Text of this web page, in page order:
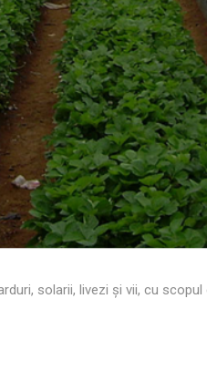
solarii, livezi și vii, cu